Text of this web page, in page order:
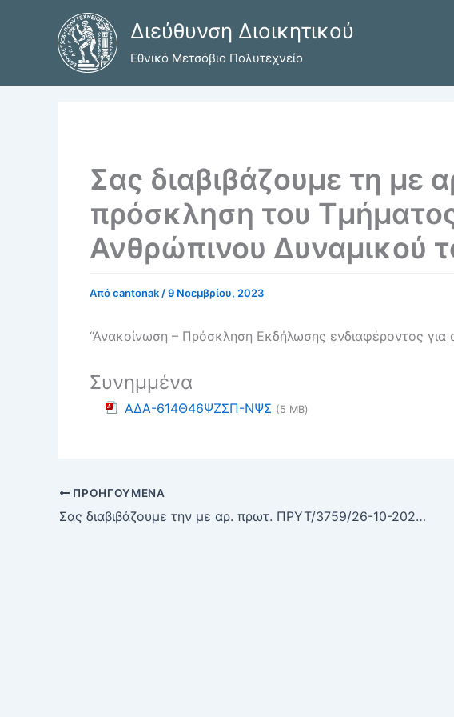
περιεχόμενο
Διεύθυνση Διοικητικού
Εθνικό Μετσόβιο Πολυτεχνείο
Σας διαβιβάζουμε τη
πρόσκληση του
Ανθρώπινου Δυναμικού
Απόcantonak /9 Νοεμβρίου, 2023
“Ανακοίνωση – Πρόσκληση Εκδήλωσης ενδιαφέροντος
Συνημμένα
ΑΔΑ-614Θ46ΨΖΣΠ-ΝΨΣ (5 MB)
ΠΡΟΗΓΟΎΜΕΝΑ
Σας διαβιβάζουμε την με αρ. πρωτ. ΠΡΥΤ/3759/26-10-2023 (ΑΔΑ: 98ΥΑ46Ψ8ΝΨ-ΠΩΖ) έγγραφο του Ιόνιου Πανεπιστημίου με θέμα: